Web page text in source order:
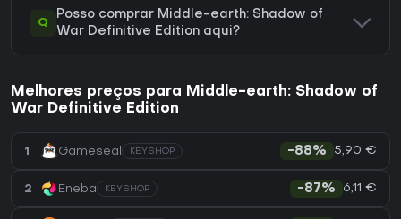
Q
Posso comprar Middle-earth: Shadow of
War Definitive Edition aqui?
Melhores preços para Middle-earth: Shadow of
War Definitive Edition
1 Gameseal KEYSHOP -88% 5,90 €
2 Eneba KEYSHOP -87% 6,11 €